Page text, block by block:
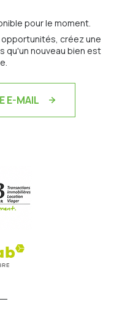
pour le moment.
créez une
qu'un nouveau bien est
E-MAIL